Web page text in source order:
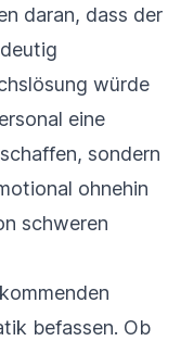
daran, dass der
würde
eine
sondern
ohnehin
schweren
befassen. Ob